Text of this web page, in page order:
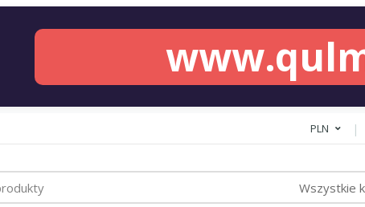
PLN
Wszystkie